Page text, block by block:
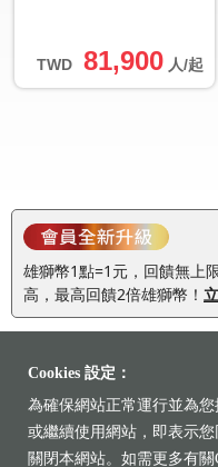
雄獅幣1點=1元，回饋無上
高，最高回饋2倍雄獅幣！
TWD 81,900 人/起
Cookies 設定：
為確保網站正常運行並為您
或繼續使用網站，即表示
關閉本網站。如需更多有